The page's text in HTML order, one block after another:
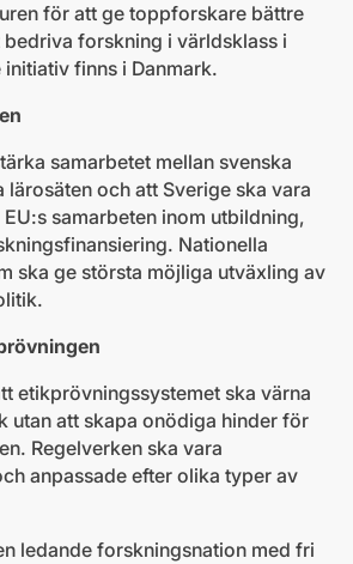
för att ge toppforskare bättre
forskning i världsklass i
finns i Danmark.
samarbetet mellan svenska
lärosäten och att Sverige ska vara
samarbeten inom utbildning,
Nationella
ska ge största möjliga utväxling av
etikprövningssystemet ska värna
utan att skapa onödiga hinder för
Regelverken ska vara
anpassade efter olika typer av
ledande forskningsnation med fri